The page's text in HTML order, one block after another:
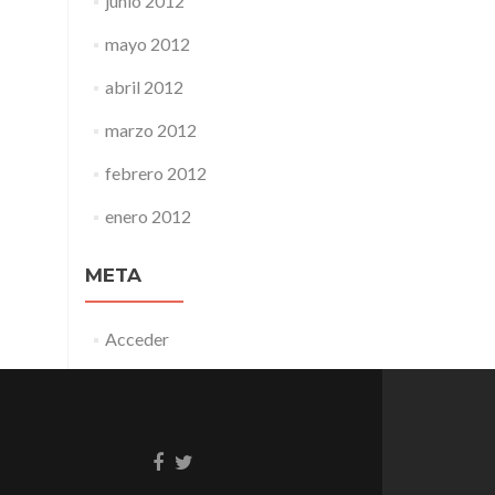
mayo 2012
abril 2012
marzo 2012
febrero 2012
enero 2012
META
Acceder
EnlaceEnlace